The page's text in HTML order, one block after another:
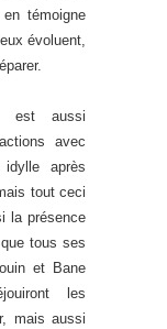
témoigne
évoluent,
est aussi
avec
après
tout ceci
la présence
tous ses
et Bane
les
mais aussi